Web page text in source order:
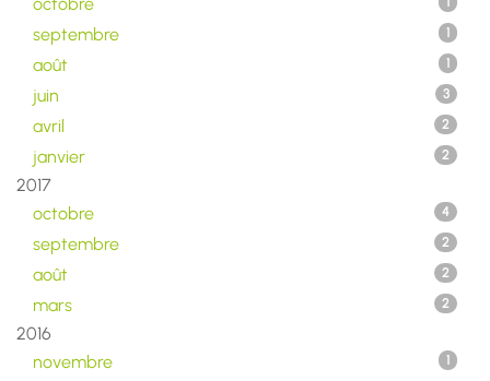
septembre 1
août 1
juin 3
avril 2
janvier 2
2017
octobre
4
septembre 2
août 2
mars 2
2016
novembre
1